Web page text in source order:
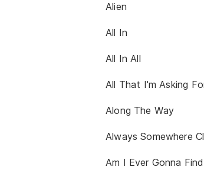
Alien
All In
All In All
All That I'm Asking
Along The Way
Always Somewhere
Am I Ever Gonna